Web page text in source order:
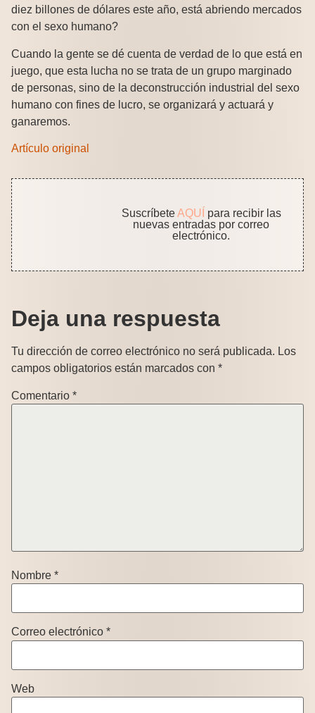
diez billones de dólares este año, está abriendo mercados
con el sexo humano?
Cuando la gente se dé cuenta de verdad de lo que está en
juego, que esta lucha no se trata de un grupo marginado
de personas, sino de la deconstrucción industrial del sexo
humano con fines de lucro, se organizará y actuará y
ganaremos.
Artículo original
SuscríbeteAQUÍ para recibir las
nuevas entradas por correo
electrónico.
Deja una respuesta
Tu dirección de correo electrónico no será publicada. Los
campos obligatorios están marcados con *
Comentario *
Nombre *
Correo electrónico *
Web